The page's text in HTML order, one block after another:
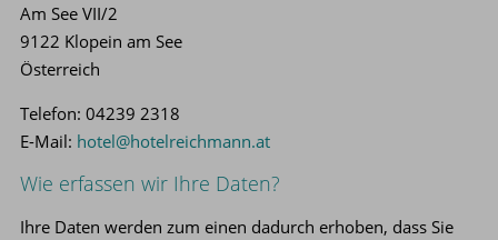
Am See VII/2
9122 Klopein am See
Österreich
Telefon: 04239 2318
E-Mail: hotel@hotelreichmann.at
Wie erfassen wir Ihre Daten?
Ihre Daten werden zum einen dadurch erhoben, dass Sie